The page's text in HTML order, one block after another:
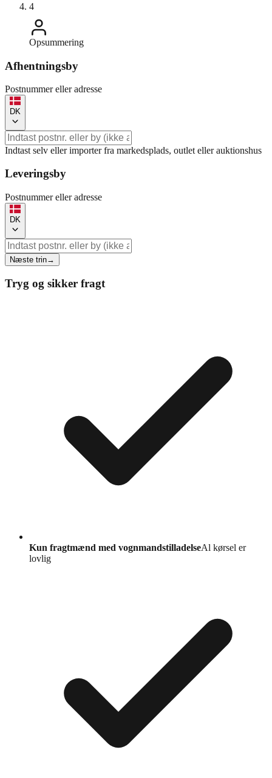
4
Opsummering
Afhentningsby
Postnummer eller adresse
DK
Indtast selv eller importer fra markedsplads, outlet eller auktionshus
Leveringsby
Postnummer eller adresse
DK
Næste trin→
Tryg og sikker fragt
Kun fragtmænd med vognmandstilladelseAl kørsel er
lovlig